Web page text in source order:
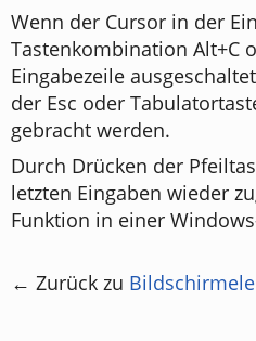
Wenn der Cursor in der
Tastenkombination Alt+C
Eingabezeile
der Esc oder
gebracht werden.
Durch Drücken der
letzten Eingaben wieder
Funktion in einer
← Zurück zu